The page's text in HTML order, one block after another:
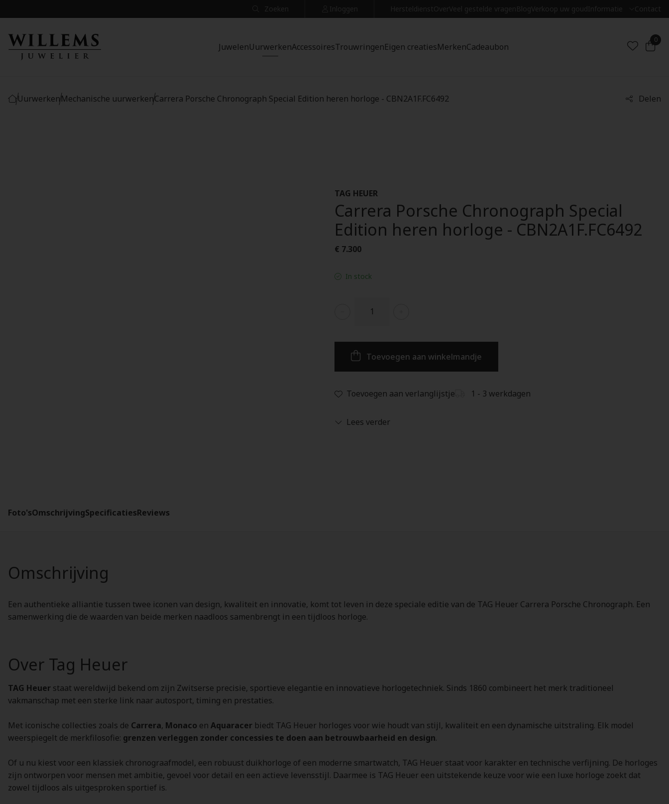
Zoeken Inloggen HersteldienstOverVeel gestelde vragenBlogVerkoop uw goudInformatie Contact
JuwelenUurwerkenAccessoiresTrouwringenEigen creatiesMerkenCadeaubon
0
UurwerkenMechanische uurwerkenCarrera Porsche Chronograph Special Edition heren horloge - CBN2A1F.FC6492 Delen
TAG HEUER
Carrera Porsche Chronograph Special
Edition heren horloge - CBN2A1F.FC6492
€ 7.300
In stock
Toevoegen aan winkelmandje
Toevoegen aan verlanglijstje 1 - 3 werkdagen
Lees verder
Foto'sOmschrijvingSpecificatiesReviews
Omschrijving
Een authentieke alliantie tussen twee iconen van design, kwaliteit en innovatie, komt tot leven in deze speciale editie van de TAG Heuer Carrera Porsche Chronograph. Een
samenwerking die de waarden van beide merken naadloos samenbrengt in een tijdloos horloge.
Over Tag Heuer
TAG Heuer staat wereldwijd bekend om zijn Zwitserse precisie, sportieve elegantie en innovatieve horlogetechniek. Sinds 1860 combineert het merk traditioneel
vakmanschap met een sterke link naar autosport, timing en prestaties.
Met iconische collecties zoals de Carrera, Monaco en Aquaracer biedt TAG Heuer horloges voor wie houdt van stijl, kwaliteit en een dynamische uitstraling. Elk model
weerspiegelt de merkfilosofie: grenzen verleggen zonder concessies te doen aan betrouwbaarheid en design.
Of u nu kiest voor een klassiek chronograafmodel, een robuust duikhorloge of een moderne smartwatch, TAG Heuer staat voor karakter en technische verfijning. De horloges
zijn ontworpen voor mensen met ambitie, gevoel voor detail en een actieve levensstijl. Daarmee is TAG Heuer een uitstekende keuze voor wie een luxe horloge zoekt dat
zowel tijdloos als uitgesproken sportief is.